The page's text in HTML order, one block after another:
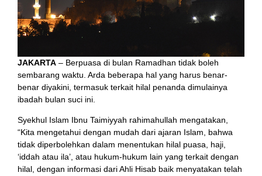
JAKARTA – Berpuasa di bulan Ramadhan tidak boleh
sembarang waktu. Arda beberapa hal yang harus benar-
benar diyakini, termasuk terkait hilal penanda dimulainya
ibadah bulan suci ini.
Syekhul Islam Ibnu Taimiyyah rahimahullah mengatakan,
“Kita mengetahui dengan mudah dari ajaran Islam, bahwa
tidak diperbolehkan dalam menentukan hilal puasa, haji,
‘iddah atau ila’, atau hukum-hukum lain yang terkait dengan
hilal, dengan informasi dari Ahli Hisab baik menyatakan telah